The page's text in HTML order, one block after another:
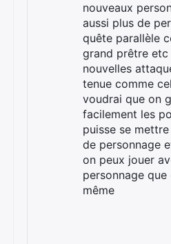
nouveaux
aussi plus de
quête parallèle
grand prêtre
nouvelles
tenue comme
voudrai que on
facilement les
puisse se
de personnage
on peux jouer
personnage
même